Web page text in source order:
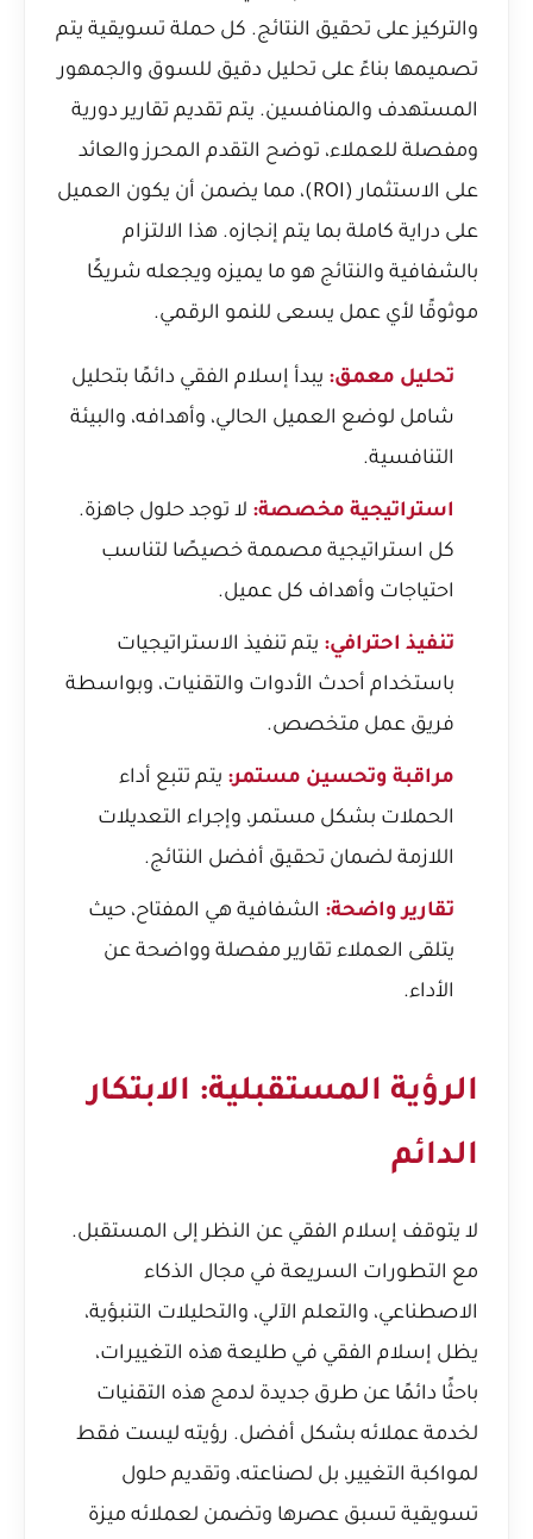
والتركيز على تحقيق النتائج. كل حملة تسويقية يتم
تصميمها بناءً على تحليل دقيق للسوق والجمهور
المستهدف والمنافسين. يتم تقديم تقارير دورية
ومفصلة للعملاء، توضح التقدم المحرز والعائد
على الاستثمار (ROI)، مما يضمن أن يكون العميل
على دراية كاملة بما يتم إنجازه. هذا الالتزام
بالشفافية والنتائج هو ما يميزه ويجعله شريكًا
موثوقًا لأي عمل يسعى للنمو الرقمي.
تحليل معمق: يبدأ إسلام الفقي دائمًا بتحليل
شامل لوضع العميل الحالي، وأهدافه، والبيئة
التنافسية.
استراتيجية مخصصة: لا توجد حلول جاهزة.
كل استراتيجية مصممة خصيصًا لتناسب
احتياجات وأهداف كل عميل.
تنفيذ احترافي: يتم تنفيذ الاستراتيجيات
باستخدام أحدث الأدوات والتقنيات، وبواسطة
فريق عمل متخصص.
مراقبة وتحسين مستمر: يتم تتبع أداء
الحملات بشكل مستمر، وإجراء التعديلات
اللازمة لضمان تحقيق أفضل النتائج.
تقارير واضحة: الشفافية هي المفتاح، حيث
يتلقى العملاء تقارير مفصلة وواضحة عن
الأداء.
الرؤية المستقبلية: الابتكار
الدائم
لا يتوقف إسلام الفقي عن النظر إلى المستقبل.
مع التطورات السريعة في مجال الذكاء
الاصطناعي، والتعلم الآلي، والتحليلات التنبؤية،
يظل إسلام الفقي في طليعة هذه التغييرات،
باحثًا دائمًا عن طرق جديدة لدمج هذه التقنيات
لخدمة عملائه بشكل أفضل. رؤيته ليست فقط
لمواكبة التغيير، بل لصناعته، وتقديم حلول
تسويقية تسبق عصرها وتضمن لعملائه ميزة